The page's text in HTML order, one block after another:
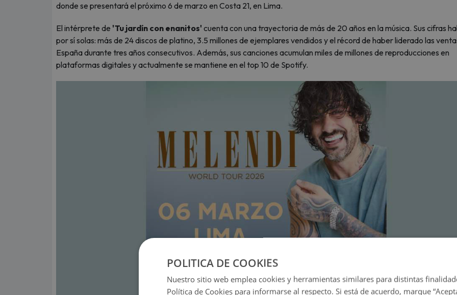
donde se presentará el próximo 6 de marzo en Costa 21, en Lima.
El intérprete de 'Tu jardín con enanitos' cuenta con una trayectoria de más de 20 años en la música. Sus cifras
por sí solas: más de 24 discos de platino, 3.5 millones de ejemplares vendidos y el récord de haber liderado las
España durante tres años consecutivos. Además, sus canciones acumulan miles de millones de reproducciones en
plataformas digitales y actualmente se mantiene en el top 10 de Spotify.
POLITICA DE COOKIES
Nuestro sitio web emplea cookies y herramientas similares para distintas
Política de Cookies para informarse al respecto. Si está de acuerdo, marque